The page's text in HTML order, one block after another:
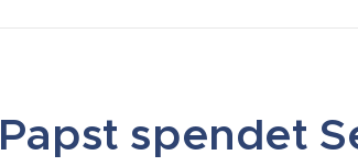
Papst spendet